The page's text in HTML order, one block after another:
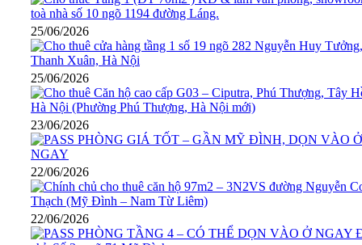
25/06/2026
25/06/2026
23/06/2026
22/06/2026
22/06/2026